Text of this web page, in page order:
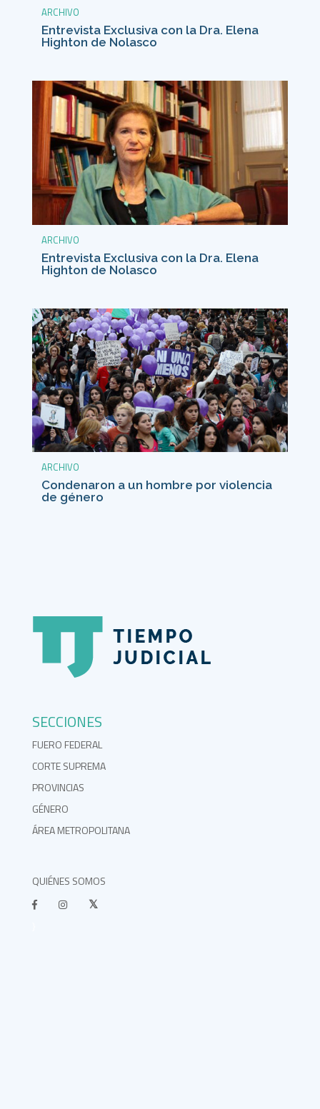
ARCHIVO
Entrevista Exclusiva con la Dra. Elena
Highton de Nolasco
ARCHIVO
Entrevista Exclusiva con la Dra. Elena
Highton de Nolasco
ARCHIVO
Condenaron a un hombre por violencia
de género
SECCIONES
FUERO FEDERAL
CORTE SUPREMA
PROVINCIAS
GÉNERO
ÁREA METROPOLITANA
QUIÉNES SOMOS